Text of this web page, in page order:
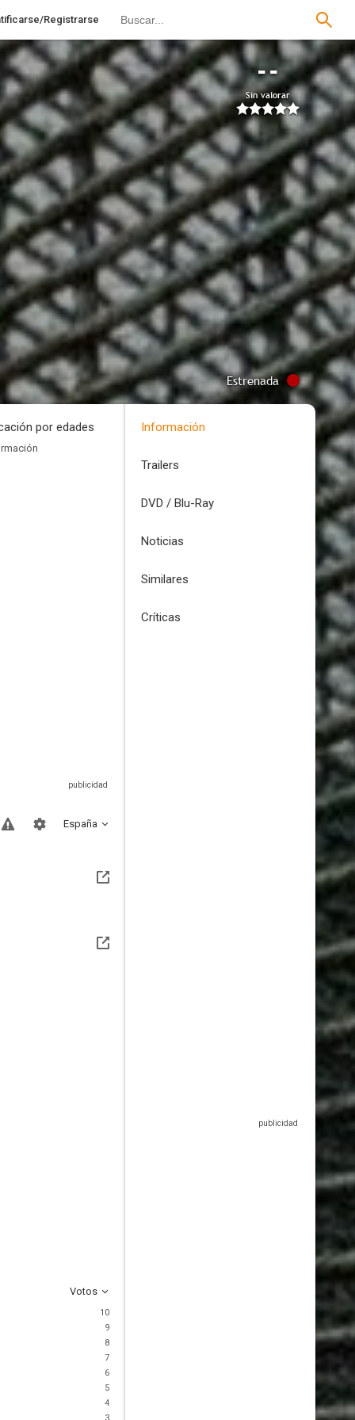
Registrarse
--
Sin valorar
Estrenada
por edades
España
Votos
10
9
8
7
6
5
4
Información
Trailers
DVD / Blu-Ray
Noticias
Similares
Críticas